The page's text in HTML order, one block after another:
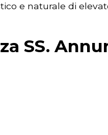
e naturale di
SS.